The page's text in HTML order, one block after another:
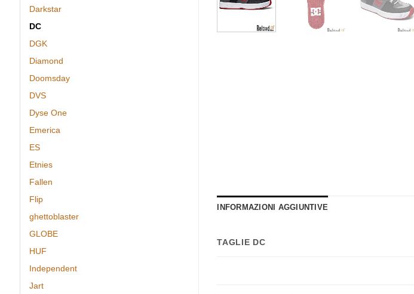
Darkstar
DC
DGK
Diamond
Doomsday
DVS
Dyse One
Emerica
ES
Etnies
Fallen
Flip
ghettoblaster
GLOBE
HUF
Independent
Jart
INFORMAZIONI AGGIUNTIVE
TAGLIE DC